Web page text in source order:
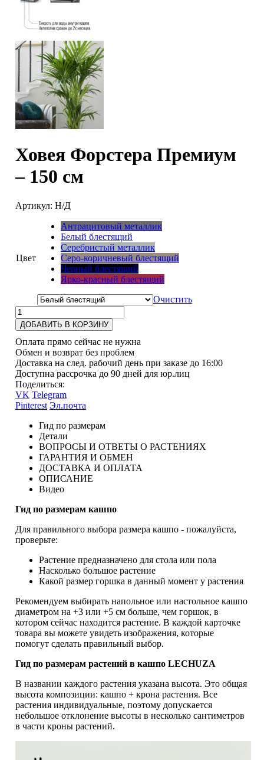
Ховея Форстера Премиум
– 150 см
Артикул: Н/Д
Цвет
Антрацитовый металлик
Белый блестящий
Серебристый металлик
Серо-коричневый блестящий
Черный блестящий
Ярко-красный блестящий
Очистить
ДОБАВИТЬ В КОРЗИНУ
Оплата прямо сейчас не нужна
Обмен и возврат без проблем
Доставка на след. рабочий день при заказе до 16:00
Доступна рассрочка до 90 дней для юр.лиц
Поделиться:
VK Telegram
Pinterest Эл.почта
Гид по размерам
Детали
ВОПРОСЫ И ОТВЕТЫ О РАСТЕНИЯХ
ГАРАНТИЯ И ОБМЕН
ДОСТАВКА И ОПЛАТА
ОПИСАНИЕ
Видео
Гид по размерам кашпо
Для правильного выбора размера кашпо - пожалуйста,
проверьте:
Растение предназначено для стола или пола
Насколько большое растение
Какой размер горшка в данный момент у растения
Рекомендуем выбирать напольное или настольное кашпо
диаметром на +3 или +5 см больше, чем горшок, в
котором сейчас находится растение. В каждой карточке
товара вы можете увидеть изображения, которые
помогут сделать правильный выбор.
Гид по размерам растений в кашпо LECHUZA
В названии каждого растения указана высота. Это общая
высота композиции: кашпо + крона растения. Все
растения индивидуальные, поэтому допускается
небольшое отклонение высоты в несколько сантиметров
в части кроны растений.